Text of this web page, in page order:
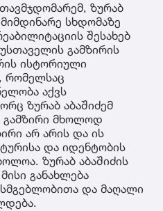
ზურაბ
სხდომაზე
შესახებ
გამზირის
ისტორიული
რომელსაც
აქვს
ზურაბ აბაშიძემ
გამზირი მხოლოდ
არ არის და ის
და იდენტობის
ზურაბ აბაშიძის
განახლება
და მაღალი